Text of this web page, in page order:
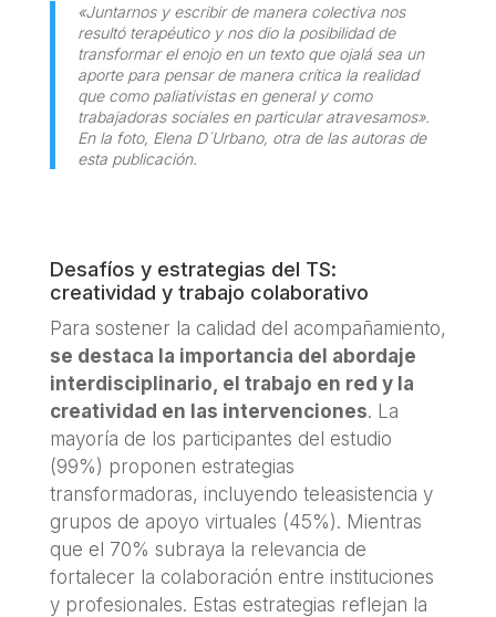
«Juntarnos y escribir de manera colectiva nos
resultó terapéutico y nos dio la posibilidad de
transformar el enojo en un texto que ojalá sea un
aporte para pensar de manera crítica la realidad
que como paliativistas en general y como
trabajadoras sociales en particular atravesamos».
En la foto, Elena D´Urbano, otra de las autoras de
esta publicación.
Desafíos y estrategias del TS:
creatividad y trabajo colaborativo
Para sostener la calidad del acompañamiento,
se destaca la importancia del abordaje
interdisciplinario, el trabajo en red y la
creatividad en las intervenciones. La
mayoría de los participantes del estudio
(99%) proponen estrategias
transformadoras, incluyendo teleasistencia y
grupos de apoyo virtuales (45%). Mientras
que el 70% subraya la relevancia de
fortalecer la colaboración entre instituciones
y profesionales. Estas estrategias reflejan la